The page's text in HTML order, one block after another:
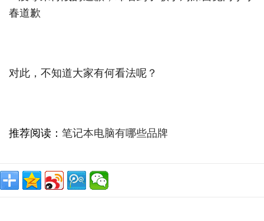
对此，不知道大家有何看法呢？
推荐阅读： 笔记本电脑有哪些品牌